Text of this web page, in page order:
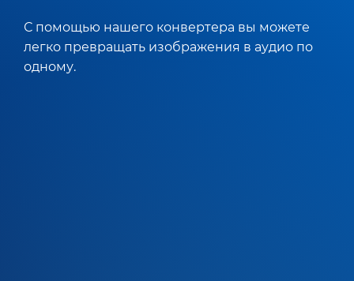
С помощью нашего конвертера вы можете
легко превращать изображения в аудио по
одному.